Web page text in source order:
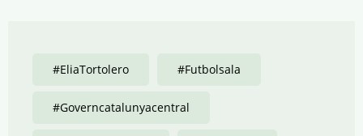
#EliaTortolero #futbolsala
#governcatalunyacentral